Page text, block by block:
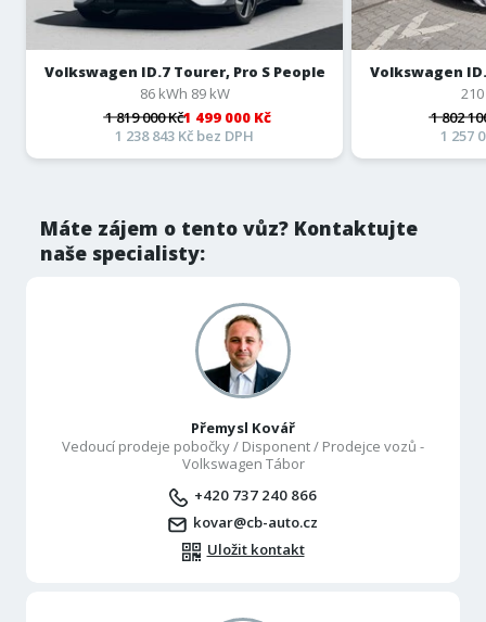
Volkswagen ID.7 Tourer, Pro S People
86 kWh 89 kW
1 819 000 Kč1 499 000 Kč
1 238 843 Kč bez DPH
Volkswagen
1 802
1 257
Máte zájem o tento vůz? Kontaktujte
naše specialisty:
Přemysl Kovář
Vedoucí prodeje pobočky / Disponent / Prodejce vozů -
Volkswagen Tábor
+420 737 240 866
kovar@cb-auto.cz
Uložit kontakt